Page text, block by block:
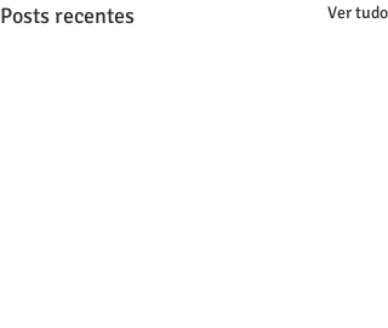
Posts recentes Ver tudo